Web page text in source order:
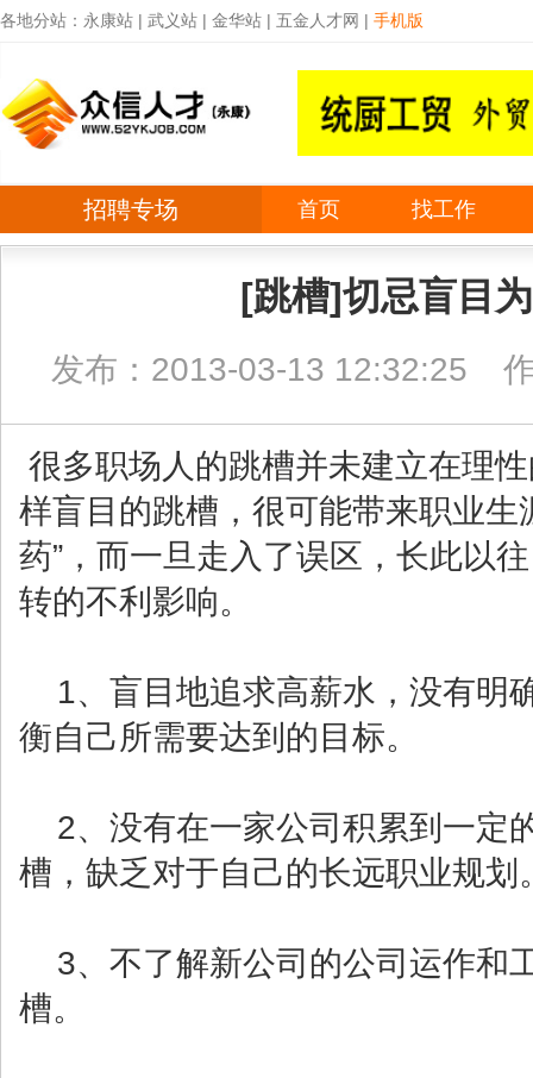
各地分站： 永康站 | 武义站 | 金华站 | 五金人才网 | 手机版
招聘专场 首页 找工作
[跳槽]切忌盲目
发布：2013-03-13 12:32:25
很多职场人的跳槽并未建立在理
样盲目的跳槽，很可能带来职业生
药”，而一旦走入了误区，长此以
转的不利影响。
1、盲目地追求高薪水，没有明
衡自己所需要达到的目标。
2、没有在一家公司积累到一定
槽，缺乏对于自己的长远职业规划
3、不了解新公司的公司运作和
槽。